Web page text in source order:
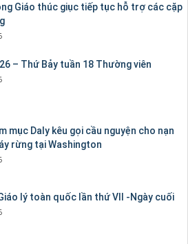
Giáo thúc giục tiếp tục hỗ trợ các cặp
– Thứ Bảy tuần 18 Thường viên
mục Daly kêu gọi cầu nguyện cho nạn
rừng tại Washington
lý toàn quốc lần thứ VII -Ngày cuối